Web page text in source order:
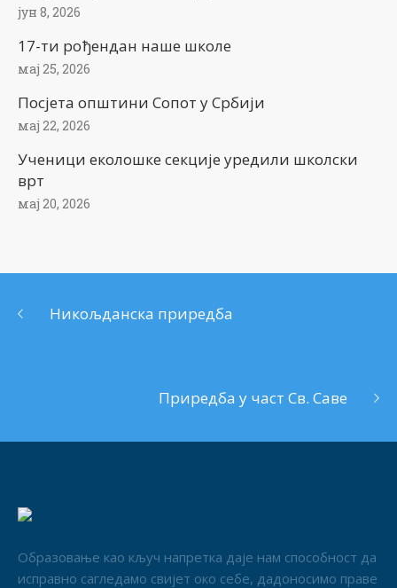
јун 8, 2026
17-ти рођендан наше школе
мај 25, 2026
Посјета општини Сопот у Србији
мај 22, 2026
Ученици еколошке секције уредили школски
врт
мај 20, 2026
Никољданска приредба
Приредба у част Св. Саве
Образовање као кључ напретка даје нам способност да
исправно сагледамо свијет око себе, дадоносимо праве